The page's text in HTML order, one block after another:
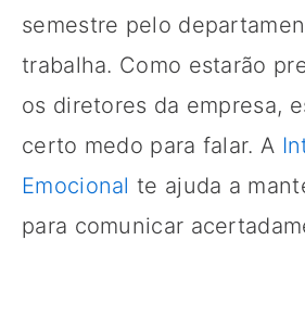
semestre pelo
trabalha. Como estarão
os diretores da empresa,
certo medo para falar. A
Emocional te ajuda a
para comunicar